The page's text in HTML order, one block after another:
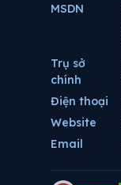
MSDN
Trụ sở
chính
Điện thoại
Website
Email